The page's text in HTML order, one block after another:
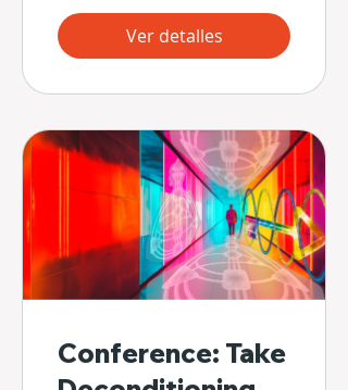
Ver detalles
Conference: Take